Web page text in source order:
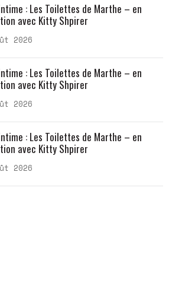
2026
: Les Toilettes de Marthe – en
avec Kitty Shpirer
2026
: Les Toilettes de Marthe – en
avec Kitty Shpirer
2026
: Les Toilettes de Marthe – en
avec Kitty Shpirer